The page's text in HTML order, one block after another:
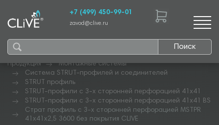
Поиск
+7 (499) 450-99-01
zavod@clive.ru
Продукция
Монтажные системы
Система STRUT-профилей и соединителей
STRUT профиль
STRUT-профили с 3-х сторонней перфорацией 41х41
STRUT-профили с 3-х сторонней перфорацией 41х41 BS
Страт профиль с 3-х сторонней перфорацией MSTPR
41х41х2,5 3600 без покрытия CLIVE